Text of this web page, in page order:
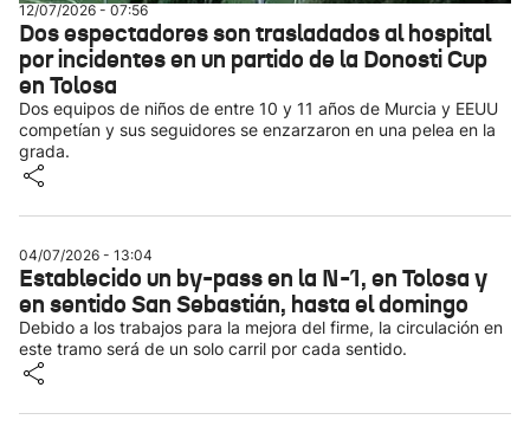
12/07/2026 - 07:56
Dos espectadores son trasladados al hospital
por incidentes en un partido de la Donosti Cup
en Tolosa
Dos equipos de niños de entre 10 y 11 años de Murcia y EEUU
competían y sus seguidores se enzarzaron en una pelea en la
grada.
04/07/2026 - 13:04
Establecido un by-pass en la N-1, en Tolosa y
en sentido San Sebastián, hasta el domingo
Debido a los trabajos para la mejora del firme, la circulación en
este tramo será de un solo carril por cada sentido.